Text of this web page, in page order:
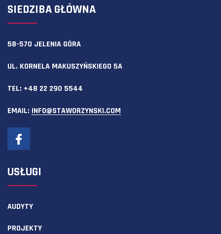
SIEDZIBA GŁÓWNA
58-570 JELENIA GÓRA
UL. KORNELA MAKUSZYŃSKIEGO 5A
TEL: +48 22 290 5544
EMAIL: INFO@STAWORZYNSKI.COM
USŁUGI
AUDYTY
PROJEKTY